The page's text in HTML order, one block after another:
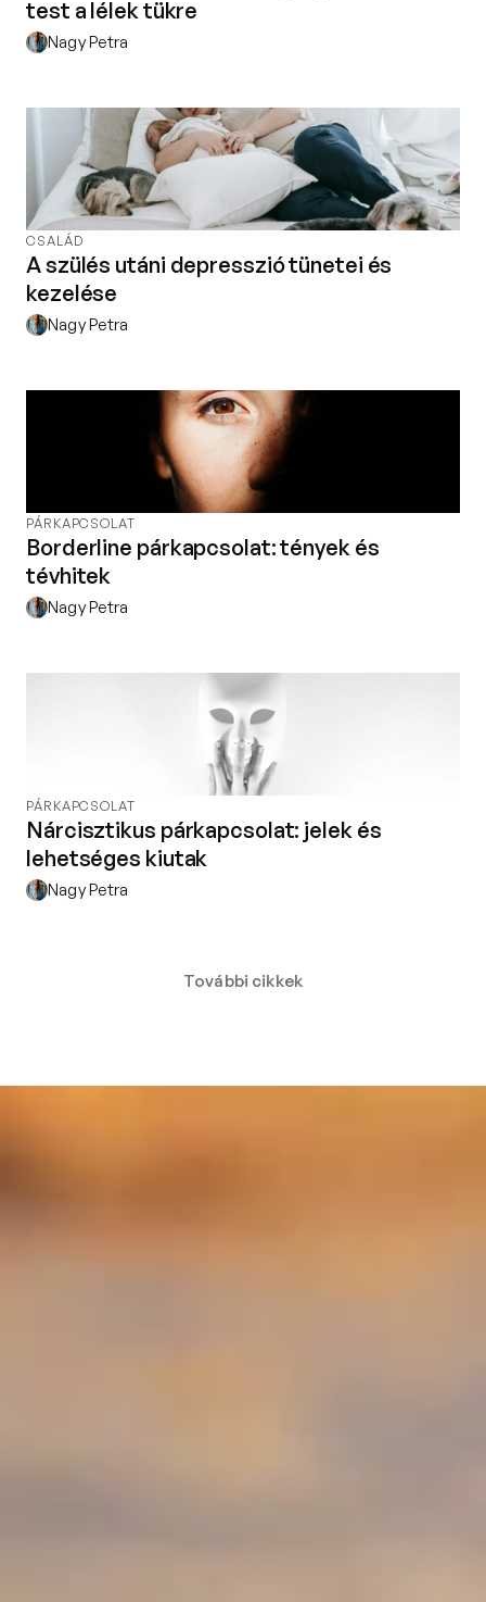
test a lélek tükre
Nagy Petra
CSALÁD
A szülés utáni depresszió tünetei és
kezelése
Nagy Petra
PÁRKAPCSOLAT
Borderline párkapcsolat: tények és
tévhitek
Nagy Petra
PÁRKAPCSOLAT
Nárcisztikus párkapcsolat: jelek és
lehetséges kiutak
Nagy Petra
További cikkek